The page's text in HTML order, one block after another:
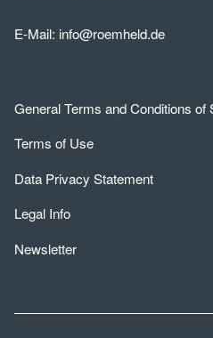
E-Mail: info@roemheld.de
General Terms and Conditions of
Terms of Use
Data Privacy Statement
Legal Info
Newsletter